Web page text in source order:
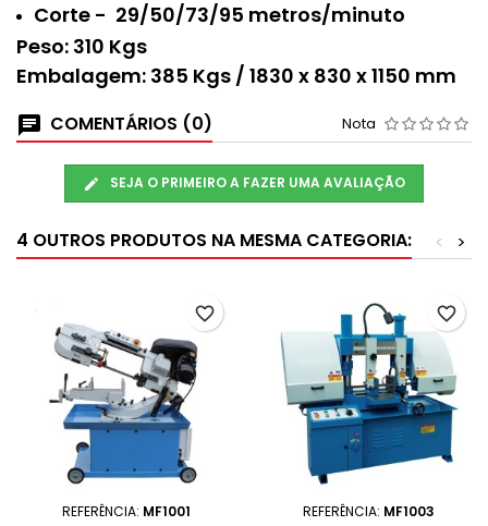
Corte - 29/50/73/95 metros/minuto
Peso: 310 Kgs
Embalagem: 385 Kgs / 1830 x 830 x 1150 mm
COMENTÁRIOS (0) Nota
SEJA O PRIMEIRO A FAZER UMA AVALIAÇÃO
4 OUTROS PRODUTOS NA MESMA CATEGORIA: >
<
REFERÊNCIA: MF1001
favorite_border
REFERÊNCIA: MF1003
favorite_border